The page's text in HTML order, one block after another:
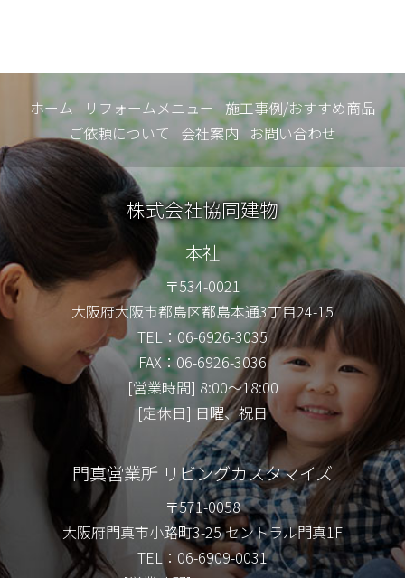
ホーム リフォームメニュー 施工事例/おすすめ商品
ご依頼について
会社案内 お問い合わせ
株式会社協同建物
本社
〒534-0021
大阪府大阪市都島区都島本通3丁目24-15
TEL：06-6926-3035
FAX：06-6926-3036
[営業時間] 8:00～18:00
[定休日] 日曜、祝日
門真営業所 リビングカスタマイズ
〒571-0058
大阪府門真市小路町3-25 セントラル門真1F
TEL：06-6909-0031